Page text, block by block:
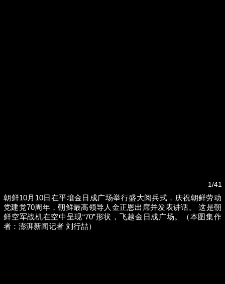
1/41
朝鲜10月10日在平壤金日成广场举行盛大阅兵式，庆祝朝鲜劳动
党建党70周年，朝鲜最高领导人金正恩出席并发表讲话。 这是朝
鲜空军战机在空中呈现“70”形状，飞越金日成广场。（本图集作
者：澎湃新闻记者 刘行喆）